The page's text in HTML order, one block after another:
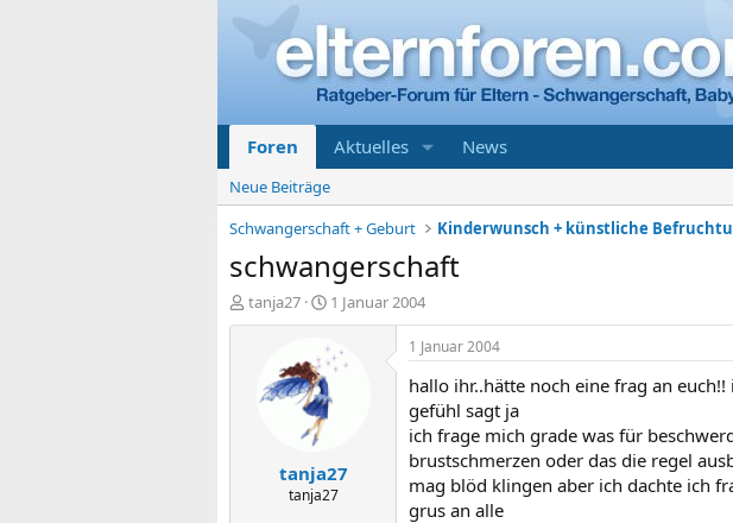
Foren Aktuelles News
Neue Beiträge
Schwangerschaft + Geburt
Kinderwunsch + künstliche
schwangerschaft
E
r
tanja27
E
r
t
l
a
m
1 Januar 2004
tanja27
tanja27
1 Januar 2004
hallo ihr..hätte noch eine frag an
gefühl sagt ja
ich frage mich grade was für
brustschmerzen oder das die regel
mag blöd klingen aber ich dachte ich
grus an alle